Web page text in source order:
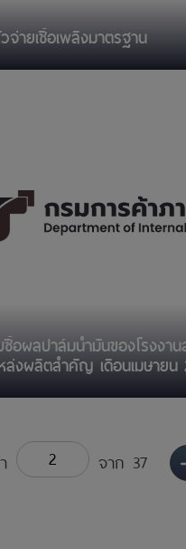
ายเชื้อเพลิงมาตรฐาน
อผลปาล์มน้ำมันของโรงงา
ล่งผลิตสำคัญ เดือนเมษายน
จาก 37